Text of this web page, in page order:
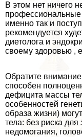
В этом нет ничего
именно так и
рекомендуется
диетолога и
своему здоровью ,
Обратите
способен
дефицита массы
особенностей
образа жизни)
тела: без риска
недомогания,